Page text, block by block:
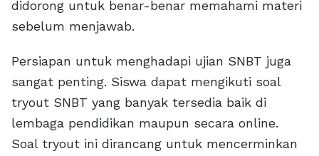
didorong untuk benar-benar memahami materi
sebelum menjawab.
Persiapan untuk menghadapi ujian SNBT juga
sangat penting. Siswa dapat mengikuti soal
tryout SNBT yang banyak tersedia baik di
lembaga pendidikan maupun secara online.
Soal tryout ini dirancang untuk mencerminkan